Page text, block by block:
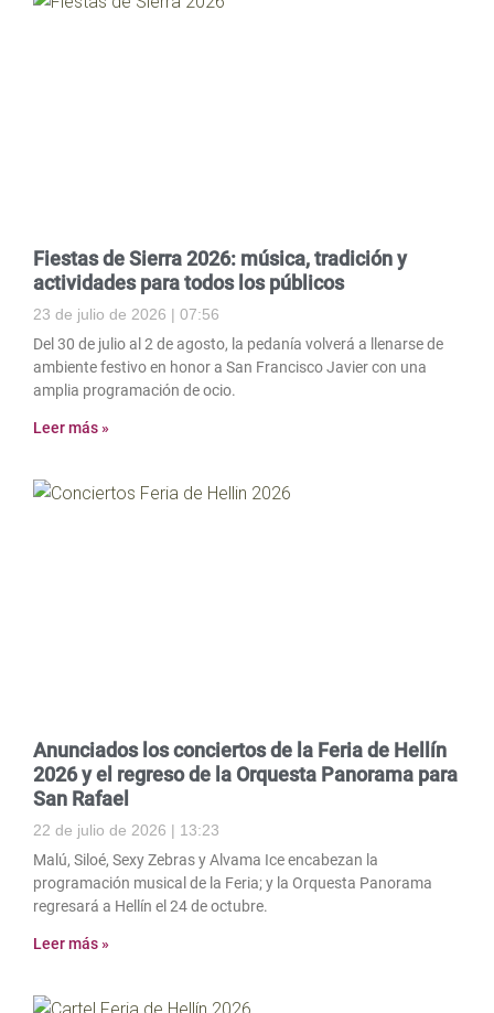
Fiestas de Sierra 2026: música, tradición y
actividades para todos los públicos
23 de julio de 2026
07:56
Del 30 de julio al 2 de agosto, la pedanía volverá a llenarse de
ambiente festivo en honor a San Francisco Javier con una
amplia programación de ocio.
Leer más »
Anunciados los conciertos de la Feria de Hellín
2026 y el regreso de la Orquesta Panorama para
San Rafael
22 de julio de 2026
13:23
Malú, Siloé, Sexy Zebras y Alvama Ice encabezan la
programación musical de la Feria; y la Orquesta Panorama
regresará a Hellín el 24 de octubre.
Leer más »